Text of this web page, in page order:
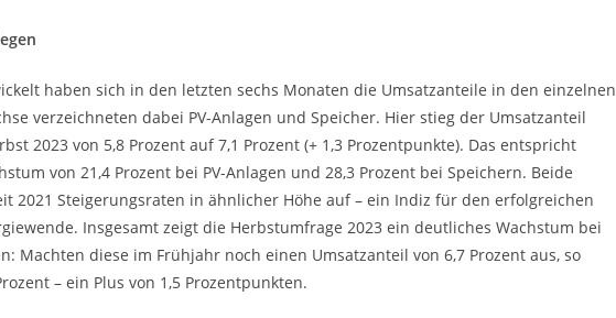
haben sich in den letzten sechs Monaten die Umsatzanteile in den einzelnen
verzeichneten dabei PV-Anlagen und Speicher. Hier stieg der Umsatzanteil
2023 von 5,8 Prozent auf 7,1 Prozent (+ 1,3 Prozentpunkte). Das entspricht
von 21,4 Prozent bei PV-Anlagen und 28,3 Prozent bei Speichern. Beide
2021 Steigerungsraten in ähnlicher Höhe auf – ein Indiz für den erfolgreichen
Insgesamt zeigt die Herbstumfrage 2023 ein deutliches Wachstum bei
Machten diese im Frühjahr noch einen Umsatzanteil von 6,7 Prozent aus, so
– ein Plus von 1,5 Prozentpunkten.